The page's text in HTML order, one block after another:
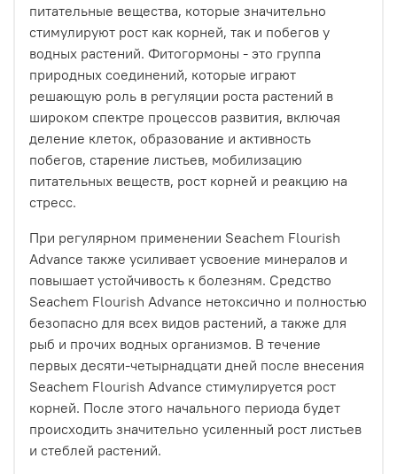
питательные вещества, которые значительно
стимулируют рост как корней, так и побегов у
водных растений. Фитогормоны - это группа
природных соединений, которые играют
решающую роль в регуляции роста растений в
широком спектре процессов развития, включая
деление клеток, образование и активность
побегов, старение листьев, мобилизацию
питательных веществ, рост корней и реакцию на
стресс.
При регулярном применении Seachem Flourish
Advance также усиливает усвоение минералов и
повышает устойчивость к болезням. Средство
Seachem Flourish Advance нетоксично и полностью
безопасно для всех видов растений, а также для
рыб и прочих водных организмов. В течение
первых десяти-четырнадцати дней после внесения
Seachem Flourish Advance стимулируется рост
корней. После этого начального периода будет
происходить значительно усиленный рост листьев
и стеблей растений.